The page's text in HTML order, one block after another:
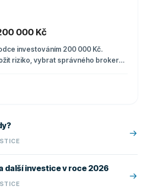
000 Kč
investováním 200 000 Kč.
riziko, vybrat správného brokera,
další investice v roce 2026